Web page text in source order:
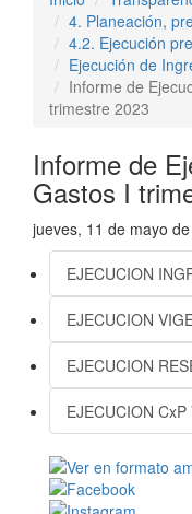
4. Planeación,
4.2. Ejecución
Ejecución de
Informe de
trimestre 2023
Informe de
Gastos I
jueves, 11 de mayo
EJECUCION
EJECUCION
EJECUCION
EJECUCION